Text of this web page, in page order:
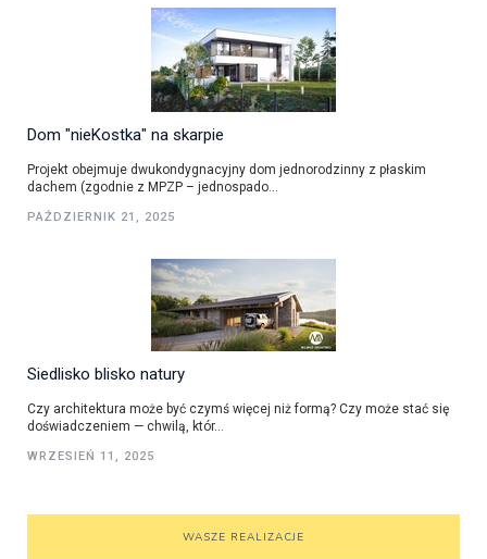
Dom "nieKostka" na skarpie
Projekt obejmuje dwukondygnacyjny dom jednorodzinny z płaskim
dachem (zgodnie z MPZP – jednospado...
PAŹDZIERNIK 21, 2025
Siedlisko blisko natury
Czy architektura może być czymś więcej niż formą? Czy może stać się
doświadczeniem — chwilą, któr...
WRZESIEŃ 11, 2025
WASZE REALIZACJE